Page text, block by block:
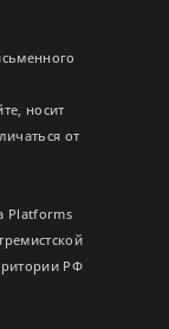
носит
от
Platforms
РФ